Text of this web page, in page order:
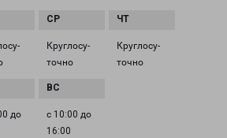
Круглосу­
точно
Круглосу­
точно
до
с 10:00 до
16:00